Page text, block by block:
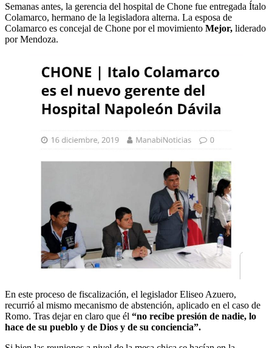
Semanas antes, la gerencia del hospital de Chone fue entregada Ítalo
Colamarco, hermano de la legisladora alterna. La esposa de
Colamarco es concejal de Chone por el movimiento Mejor, liderado
por Mendoza.
En este proceso de fiscalización, el legislador Eliseo Azuero,
recurrió al mismo mecanismo de abstención, aplicado en el caso de
Romo. Tras dejar en claro que él “no recibe presión de nadie, lo
hace de su pueblo y de Dios y de su conciencia”.